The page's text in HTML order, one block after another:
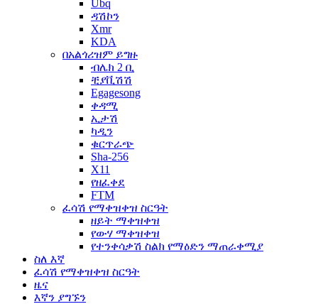
Ubq
ዳሽኮን
Xmr
KDA
በአልጎሪዝም ይግዙ
ብሌክ 2 ቢ
ቺያቪሽሽ
Egagesong
ቀዳሚ
ኢታሽ
ካዲን
ቁርጥራጭ
Sha-256
X11
የዘፈቀደ
FTM
ፈሳሽ የማቀዝቀዝ ስርዓት
ዘይት ማቀዝቀዝ
የውሃ ማቀዝቀዝ
የተንቀሳቃሽ ስልክ የማዕድን ማጠራቀሚያ
ስለ እኛ
ፈሳሽ የማቀዝቀዝ ስርዓት
ዜና
እኛን ያግኙን